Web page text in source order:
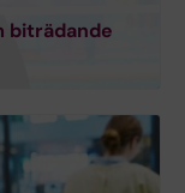
biträdande